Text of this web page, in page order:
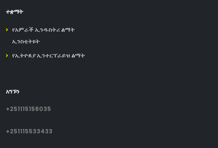
ተቋማት
የአምራች ኢንዱስትሪ ልማት
ኢንስቲትዩት
የኢትዮጰያ ኢንተርፕራይዝ ልማት
አግኙን
+251115158035
+251115533433